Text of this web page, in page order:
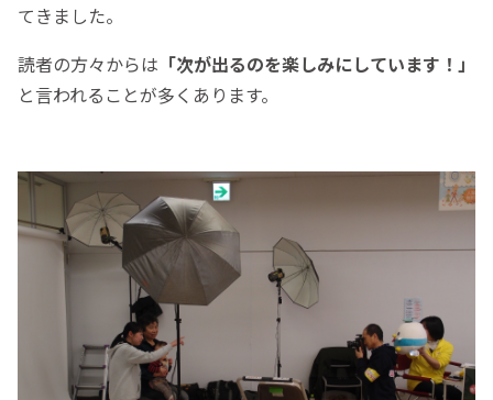
てきました。
読者の方々からは 「次が出るのを楽しみにしています！」
と言われることが多くあります。